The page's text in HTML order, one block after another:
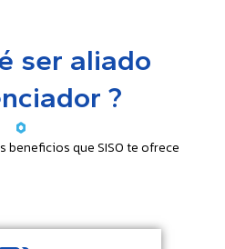
ser aliado
?
beneficios que SISO te ofrece